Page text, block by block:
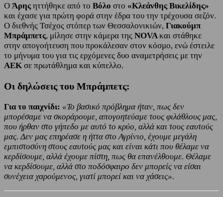
Ο Άρης ηττήθηκε από το Βόλο στο «Κλεάνθης Βικελίδης»
και έχασε για πρώτη φορά στην έδρα του την τρέχουσα σεζόν.
Ο διεθνής Τσέχος στόπερ των Θεσσαλονικιών, Γιακούμπ
Μπράμπετς, μίλησε στην κάμερα της NOVAκαι στάθηκε
στην απογοήτευση που προκάλεσαν στον κόσμο, ενώ έστειλε
το μήνυμα του για τις ερχόμενες δυο αναμετρήσεις με την
ΑΕΚ σε πρωτάθλημα και κύπελλο.
Οι δηλώσεις του Μπράμπετς:
Για το παιχνίδι: «Το βασικό πρόβλημα ήταν, πως δεν
μπορέσαμε να σκοράρουμε, απογοητεύαμε τους φιλάθλους μας,
που ήρθαν στο γήπεδο με αυτό το κρύο, αλλά και τους εαυτούς
μας. Δεν μας επηρέασε η ήττα στο Αγρίνιο, έχουμε μεγάλη
εμπιστοσύνη στους εαυτούς μας και είναι κάτι που θέλαμε να
κερδίσουμε, αλλά έχουμε πίστη, πως θα επανέλθουμε. Θέλαμε
να κερδίσουμε, αλλά στο ποδόσφαιρο δεν μπορείς να είσαι
συνέχεια χαρούμενος, γιατί μπορεί και να χάσεις».